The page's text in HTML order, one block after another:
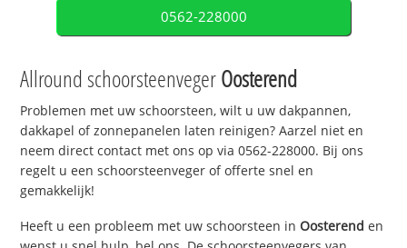
0562-228000
Allround schoorsteenvegerOosterend
Problemen met uw schoorsteen, wilt u uw dakpannen,
dakkapel of zonnepanelen laten reinigen? Aarzel niet en
neem direct contact met ons op via 0562-228000. Bij ons
regelt u een schoorsteenveger of offerte snel en
gemakkelijk!
Heeft u een probleem met uw schoorsteen inOosterend en